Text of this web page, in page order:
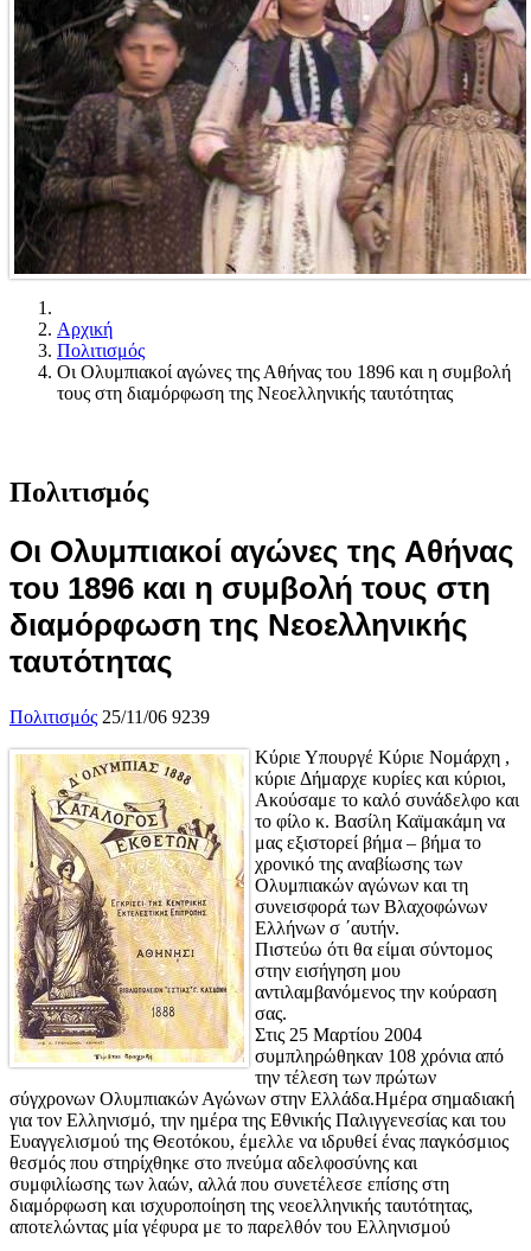
Αρχική
Πολιτισμός
Οι Ολυμπιακοί αγώνες της Αθήνας του 1896 και η συμβολή
τους στη διαμόρφωση της Νεοελληνικής ταυτότητας
Πολιτισμός
Οι Ολυμπιακοί αγώνες της Αθήνας
του 1896 και η συμβολή τους στη
διαμόρφωση της Νεοελληνικής
ταυτότητας
Πολιτισμός 25/11/06 9239
Κύριε Υπουργέ Κύριε Νομάρχη ,
κύριε Δήμαρχε κυρίες και κύριοι,
Ακούσαμε το καλό συνάδελφο και
το φίλο κ. Βασίλη Καϊμακάμη να
μας εξιστορεί βήμα – βήμα το
χρονικό της αναβίωσης των
Ολυμπιακών αγώνων και τη
συνεισφορά των Βλαχοφώνων
Ελλήνων σ ΄αυτήν.
Πιστεύω ότι θα είμαι σύντομος
στην εισήγηση μου
αντιλαμβανόμενος την κούραση
σας.
Στις 25 Μαρτίoυ 2004
συμπληρώθηκαν 108 χρόνια από
την τέλεση των πρώτων
σύγχρονων Ολυμπιακών Αγώνων στην Ελλάδα.Ημέρα σημαδιακή
για τον Ελληνισμό, την ημέρα της Εθνικής Παλιγγενεσίας και του
Eυαγγελισμoύ της Θεοτόκου, έμελλε να ιδρυθεί ένας παγκόσμιος
θεσμός που στηρίχθηκε στο πνεύμα αδελφoσύνης και
συμφιλίωσης των λαών, αλλά που συνετέλεσε επίσης στη
διαμόρφωση και ισχυροποίηση της νεοελληνικής ταυτότητας,
αποτελώντας μία γέφυρα με το παρελθόν του Ελληνισμού